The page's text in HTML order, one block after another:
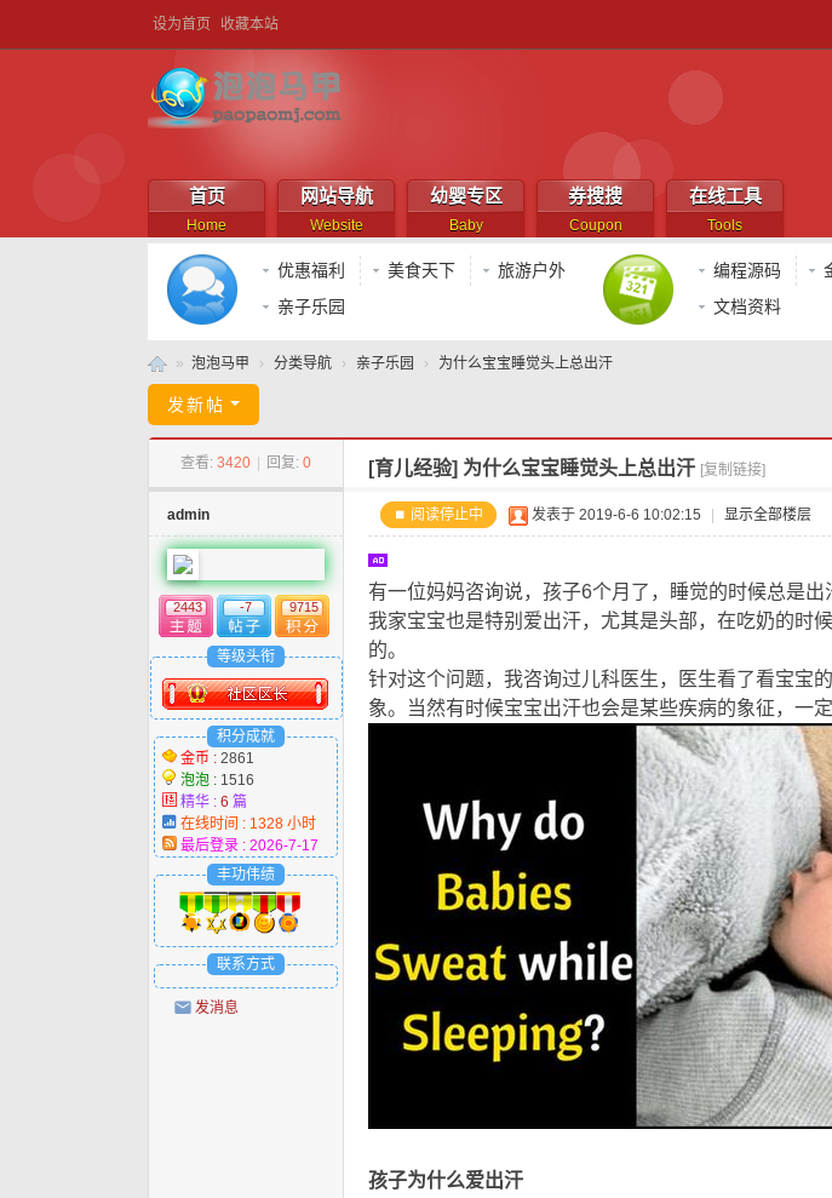
设为首页 收藏本站
首页
Home
网站导航
Website
幼婴专区
Baby
券搜搜
Coupon
在线工具
Tools
优惠福利 美食天下
旅游户外
亲子乐园
编程源码
文档资料
泡
» 泡泡马甲 › 分类导航 › 亲子乐园 › 为什么宝宝睡觉头上总出汗
发新帖
查看: 3420 回复: 0 [育儿经验] 为什么宝宝睡觉头上总出汗 [复制链接]
admin
2443 -7 9715
等级头衔
积分成就
金币 : 2861
泡泡 : 1516
精华 : 6 篇
在线时间 : 1328 小时
最后登录 : 2026-7-17
丰功伟绩
联系方式
发消息
发表于 2019-6-6 10:02:15 显示全部楼层
⏹ 阅读停止中
有一位妈妈咨询说，孩子6个月了，睡觉的时候总是出
我家宝宝也是特别爱出汗，尤其是头部，在吃奶的时
的。
针对这个问题，我咨询过儿科医生，医生看了看宝宝
象。当然有时候宝宝出汗也会是某些疾病的象征，一
孩子为什么爱出汗